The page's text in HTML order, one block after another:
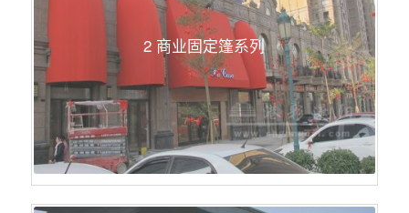
2 商业固定篷系列